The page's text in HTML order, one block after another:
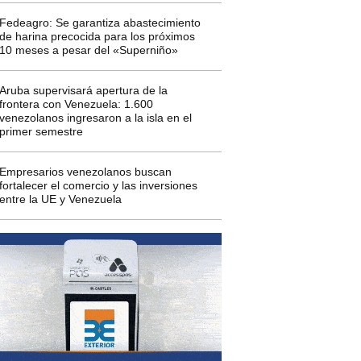
Se garantiza abastecimiento
harina precocida para los próximos
meses a pesar del «Superniño»
supervisará apertura de la
con Venezuela: 1.600
ingresaron a la isla en el
semestre
venezolanos buscan
el comercio y las inversiones
la UE y Venezuela